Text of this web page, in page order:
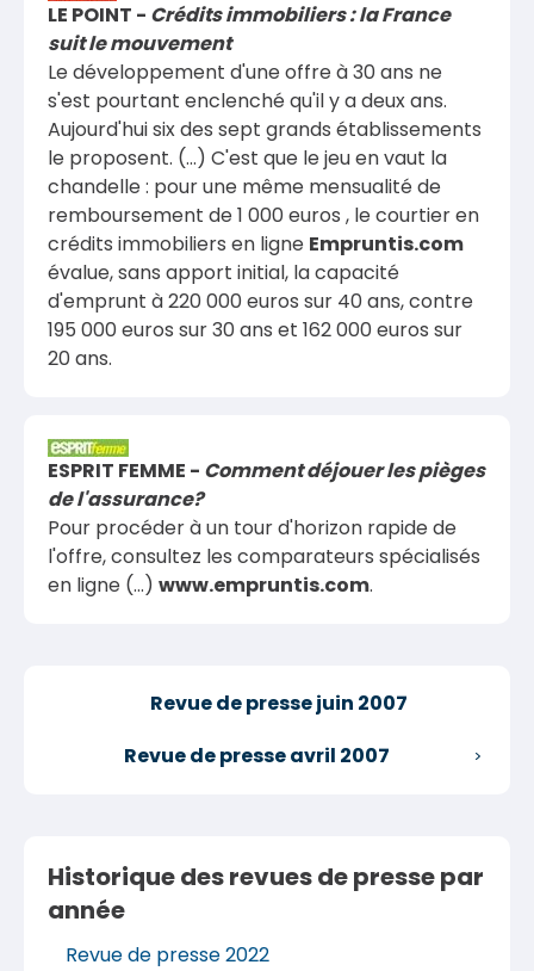
LE POINT - Crédits immobiliers : la France
suit le mouvement
Le développement d'une offre à 30 ans ne
s'est pourtant enclenché qu'il y a deux ans.
Aujourd'hui six des sept grands établissements
le proposent. (...) C'est que le jeu en vaut la
chandelle : pour une même mensualité de
remboursement de 1 000 euros , le courtier en
crédits immobiliers en ligne Empruntis.com
évalue, sans apport initial, la capacité
d'emprunt à 220 000 euros sur 40 ans, contre
195 000 euros sur 30 ans et 162 000 euros sur
20 ans.
ESPRIT FEMME - Comment déjouer les pièges
de l'assurance?
Pour procéder à un tour d'horizon rapide de
l'offre, consultez les comparateurs spécialisés
en ligne (...) www.empruntis.com.
Revue de presse juin 2007
Revue de presse avril 2007
Historique des revues de presse par
année
Revue de presse 2022